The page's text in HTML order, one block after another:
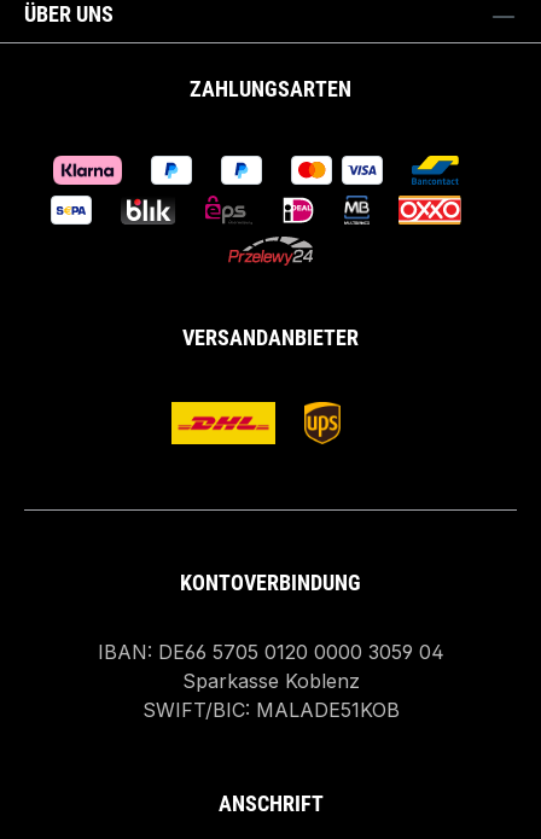
ÜBER UNS
ZAHLUNGSARTEN
VERSANDANBIETER
KONTOVERBINDUNG
IBAN: DE66 5705 0120 0000 3059 04
Sparkasse Koblenz
SWIFT/BIC: MALADE51KOB
ANSCHRIFT